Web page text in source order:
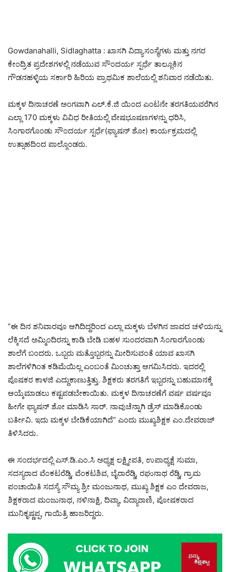
Gowdanahalli, Sidlaghatta : ಖಾಸಗಿ ವಿದ್ಯಾಸಂಸ್ಥೆಗಳು ಮತ್ತು ನಗರ
ಕೇಂದ್ರಿತ ಪ್ರದೇಶಗಳಲ್ಲಿ ನಡೆಯುವ ಸೌಂದರ್ಯ ಸ್ಪರ್ಧೆ ತಾಲ್ಲೂಕಿನ
ಗೌಡನಹಳ್ಳಿಯ ಸರ್ಕಾರಿ ಹಿರಿಯ ಪ್ರಾಥಮಿಕ ಶಾಲೆಯಲ್ಲಿ ಶನಿವಾರ ನಡೆಯಿತು.
ಮಕ್ಕಳ ದಿನಾಚರಣೆ ಅಂಗವಾಗಿ ಎಲ್.ಕೆ.ಜಿ ಯಿಂದ ಎಂಟನೇ ತರಗತಿಯವರೆಗಿನ
ಎಲ್ಲಾ 170 ಮಕ್ಕಳು ವಿವಿಧ ರೀತಿಯಲ್ಲಿ ವೇಷಭೂಷಣಗಳನ್ನು ಧರಿಸಿ,
ಸಿಂಗಾರಗೊಂಡು ಸೌಂದರ್ಯ ಸ್ಪರ್ಧೆ(ಫ್ಯಾಷನ್ ಶೋ) ಕಾರ್ಯಕ್ರಮದಲ್ಲಿ
ಉತ್ಸಾಹದಿಂದ ಪಾಲ್ಗೊಂಡರು.
“ಈ ದಿನ ಶನಿವಾರವೂ ಆಗಿದಿದ್ದರಿಂದ ಎಲ್ಲಾ ಮಕ್ಕಳು ಬೆಳಗಿನ ಜಾವದ ಚಳಿಯನ್ನು
ಲೆಕ್ಕಿಸದೆ ಅಮ್ಮಿಂದಿರನ್ನು ಕಾಡಿ ಬೇಡಿ ಬಹಳ ಸುಂದರವಾಗಿ ಸಿಂಗಾರಗೊಂಡು
ಶಾಲೆಗೆ ಬಂದರು. ಒಬ್ಬರು ಮತ್ತೊಬ್ಬರನ್ನು ಮೀರಿಸುವಂತೆ ಯಾವ ಖಾಸಗಿ
ಶಾಲೆಗಳಿಗಿಂತ ಕಡಿಮೆಯಿಲ್ಲ ಎಂಬಂತೆ ಮಿಂಚುತ್ತಾ ಆಗಮಿಸಿದರು. ಇದರಲ್ಲಿ
ಪೊಷಕರ ಕಾಳಜಿ ಎದ್ದುಕಾಣುತ್ತಿತ್ತು. ಶಿಕ್ಷಕರು ತರಗತಿಗೆ ಇಬ್ಬರನ್ನು ಬಹುಮಾನಕ್ಕೆ
ಆಯ್ಕೆಮಾಡಲು ಕಷ್ಟಪಡಬೇಕಾಯಿತು. ಮಕ್ಕಳ ದಿನಾಚರಣೆಗೆ ವರ್ಷ ವರ್ಷವೂ
ಹೀಗೇ ಫ್ಯಾಷನ್ ಶೋ ಮಾಡಿಸಿ ಸಾರ್. ನಾವುಚೆನ್ನಾಗಿ ಡ್ರೆಸ್ ಮಾಡಿಕೊಂಡು
ಬರ್ತೀವಿ. ಇದು ಮಕ್ಕಳ ಬೇಡಿಕೆಯಾಗಿದೆ” ಎಂದು ಮುಖ್ಯಶಿಕ್ಷಕ ಎಂ.ದೇವರಾಜ್
ತಿಳಿಸಿದರು.
ಈ ಸಂದರ್ಭದಲ್ಲಿ ಎಸ್.ಡಿ.ಎಂ.ಸಿ ಅಧ್ಯಕ್ಷ ಲಕ್ಷ್ಮೀಪತಿ, ಉಪಾಧ್ಯಕ್ಷೆ ಸುಮಾ,
ಸದಸ್ಯರಾದ ವೆಂಕಟರೆಡ್ಡಿ, ವೆಂಕಟಶಿವ, ಬೈರಾರೆಡ್ಡಿ, ರಘುನಾಥ ರೆಡ್ಡಿ, ಗ್ರಾಮ
ಪಂಚಾಯಿತಿ ಸದಸ್ಯೆ ಸೌಮ್ಯ ಶ್ರೀ ಮಂಜುನಾಥ, ಮುಖ್ಯ ಶಿಕ್ಷಕ ಎಂ ದೇವರಾಜ,
ಶಿಕ್ಷಕರಾದ ಮಂಜುನಾಥ, ನಳಿನಾಕ್ಷಿ, ದಿವ್ಯಾ, ವಿದ್ಯಾರಾಣಿ, ಪೋಷಕರಾದ
ಮುನಿಕೃಷ್ಣಪ್ಪ, ಗಾಯಿತ್ರಿ ಹಾಜರಿದ್ದರು.